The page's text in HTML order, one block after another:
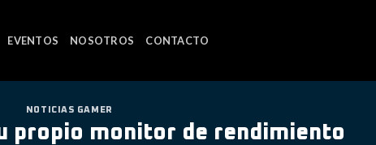
EVENTOS NOSOTROS CONTACTO
NOTICIAS GAMER
propio monitor de rendimiento